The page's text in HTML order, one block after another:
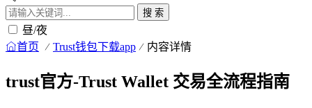
搜 索
昼/夜
首页 Trust钱包下载app 内容详情
trust官方-Trust Wallet 交易全流程指南